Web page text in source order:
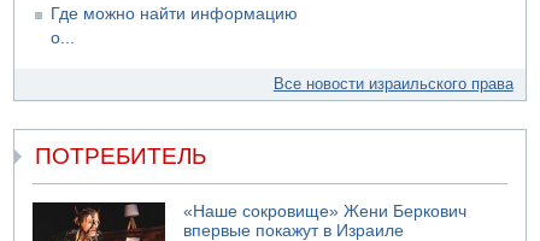
Где можно найти информацию
о...
Все новости израильского права
ПОТРЕБИТЕЛЬ
«Наше сокровище» Жени Беркович
впервые покажут в Израиле